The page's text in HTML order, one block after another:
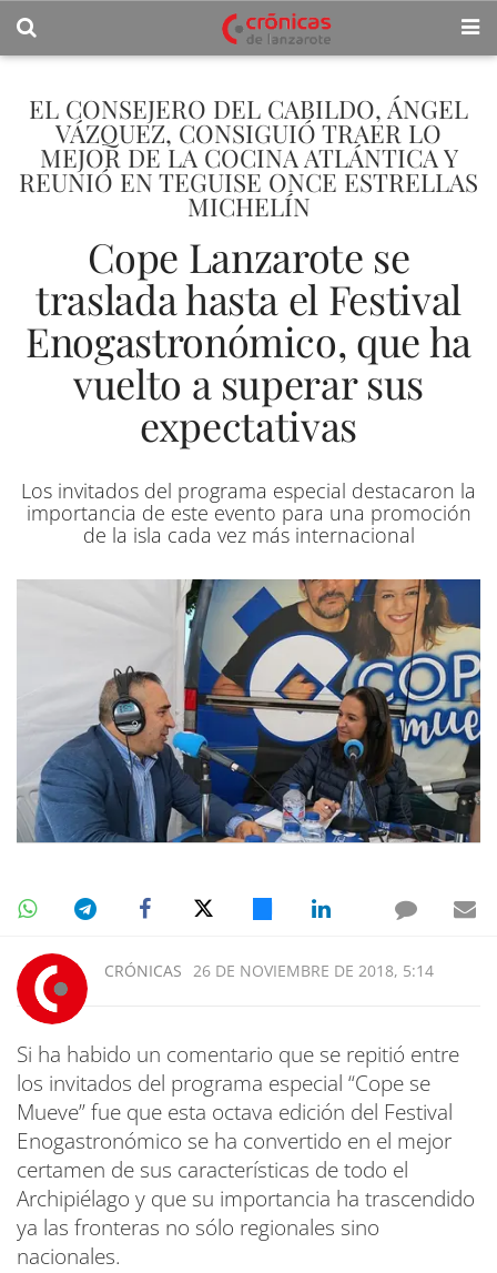
EL CONSEJERO DEL CABILDO, ÁNGEL
VÁZQUEZ, CONSIGUIÓ TRAER LO
MEJOR DE LA COCINA ATLÁNTICA Y
REUNIÓ EN TEGUISE ONCE ESTRELLAS
MICHELÍN
Cope Lanzarote se
traslada hasta el Festival
Enogastronómico, que ha
vuelto a superar sus
expectativas
Los invitados del programa especial destacaron la
importancia de este evento para una promoción
de la isla cada vez más internacional
CRÓNICAS 26 DE NOVIEMBRE DE 2018, 5:14
Si ha habido un comentario que se repitió entre
los invitados del programa especial “Cope se
Mueve” fue que esta octava edición del Festival
Enogastronómico se ha convertido en el mejor
certamen de sus características de todo el
Archipiélago y que su importancia ha trascendido
ya las fronteras no sólo regionales sino
nacionales.